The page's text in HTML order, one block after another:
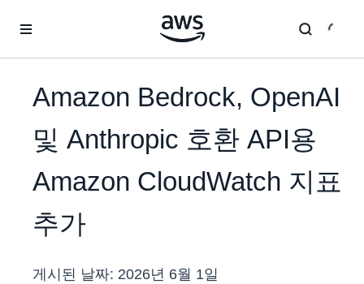
Amazon Bedrock, OpenAI
및 Anthropic 호환 API용
Amazon CloudWatch 지표
추가
게시된 날짜: 2026년 6월 1일